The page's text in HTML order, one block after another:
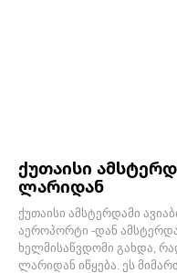
ქუთაისი
ლარიდან
ქუთაისი ამსტერდამი
აეროპორტი -დან
ხელმისაწვდომი გახდა,
ლარიდან იწყება. ეს